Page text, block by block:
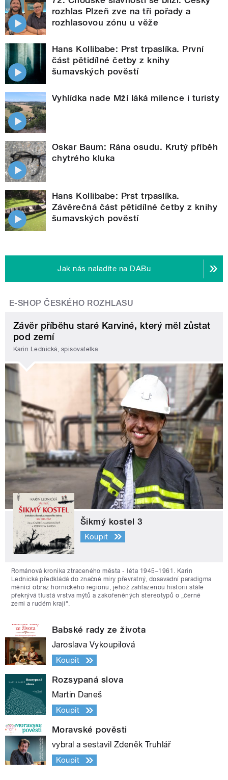
rozhlas Plzeň zve na tři pořady a
rozhlasovou zónu u věže
Hans Kollibabe: Prst trpaslíka. První
část pětidílné četby z knihy
šumavských pověstí
Vyhlídka nade Mží láká milence i turisty
Oskar Baum: Rána osudu. Krutý příběh
chytrého kluka
Hans Kollibabe: Prst trpaslíka.
Závěrečná část pětidílné četby z knihy
šumavských pověstí
Jak nás naladíte na DABu
E-SHOP ČESKÉHO ROZHLASU
Závěr příběhu staré Karviné, který měl zůstat
pod zemí
Karin Lednická, spisovatelka
Šikmý kostel 3
Koupit
Románová kronika ztraceného města - léta 1945–1961. Karin
Lednická předkládá do značné míry převratný, dosavadní paradigma
měnící obraz hornického regionu, jehož zahlazenou historii stále
překrývá tlustá vrstva mýtů a zakořeněných stereotypů o „černé
zemi a rudém kraji“.
Babské rady ze života
Jaroslava Vykoupilová
Koupit
Rozsypaná slova
Martin Daneš
Koupit
Moravské pověsti
vybral a sestavil Zdeněk Truhlář
Koupit